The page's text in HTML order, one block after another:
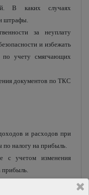
В каких случаях
штрафы.
за неуплату
и избежать
учету смягчающих
документов по ТКС
и расходов при
налогу на прибыль.
с учетом изменения
прибыль.